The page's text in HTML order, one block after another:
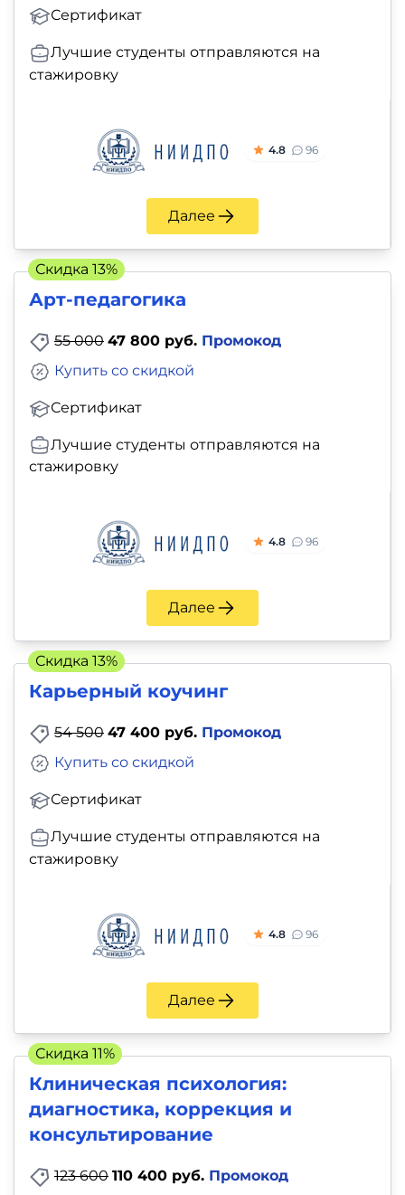
Сертификат
Лучшие студенты отправляются на
стажировку
4.8 96
Далее
Арт-педагогика
55 000 47 800 руб. Промокод
Сертификат
Купить со скидкой
Лучшие студенты отправляются на
стажировку
4.8 96
Далее
Скидка 13%
Карьерный коучинг
54 500 47 400 руб. Промокод
Сертификат
Купить со скидкой
Лучшие студенты отправляются на
стажировку
4.8 96
Далее
Скидка 13%
Клиническая психология:
диагностика, коррекция и
консультирование
123 600 110 400 руб. Промокод
Скидка 11%